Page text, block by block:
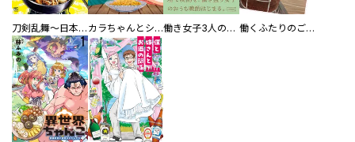
刀剣乱舞～日本号つれづれ酒～ カラちゃんとシトーさんと、 【分冊版】 働き女子3人のおうち晩酌 働くふたりのごほうび飯